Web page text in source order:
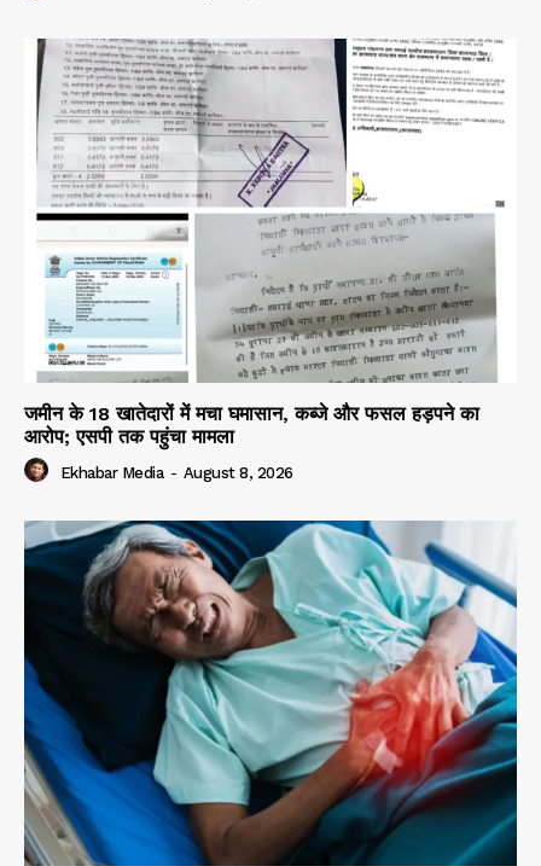
जमीन के 18 खातेदारों में मचा घमासान, कब्जे और फसल हड़पने का
आरोप; एसपी तक पहुंचा मामला
Ekhabar Media - August 8, 2026